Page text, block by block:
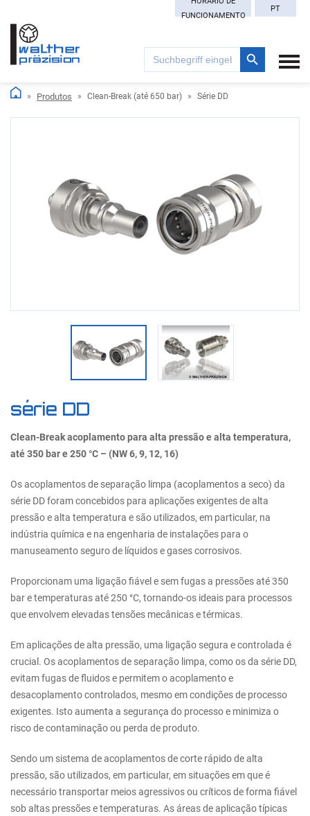
FUNCIONAMENTO
PT
Search
for:
Search Button
Produtos Clean-Break (até 650 bar) Série DD
série DD
Clean-Break acoplamento para alta pressão e alta temperatura,
até 350 bar e 250 °C – (NW 6, 9, 12, 16)
Os acoplamentos de separação limpa (acoplamentos a seco) da
série DD foram concebidos para aplicações exigentes de alta
pressão e alta temperatura e são utilizados, em particular, na
indústria química e na engenharia de instalações para o
manuseamento seguro de líquidos e gases corrosivos.
Proporcionam uma ligação fiável e sem fugas a pressões até 350
bar e temperaturas até 250 °C, tornando-os ideais para processos
que envolvem elevadas tensões mecânicas e térmicas.
Em aplicações de alta pressão, uma ligação segura e controlada é
crucial. Os acoplamentos de separação limpa, como os da série DD,
evitam fugas de fluidos e permitem o acoplamento e
desacoplamento controlados, mesmo em condições de processo
exigentes. Isto aumenta a segurança do processo e minimiza o
risco de contaminação ou perda de produto.
Sendo um sistema de acoplamentos de corte rápido de alta
pressão, são utilizados, em particular, em situações em que é
necessário transportar meios agressivos ou críticos de forma fiável
sob altas pressões e temperaturas. As áreas de aplicação típicas